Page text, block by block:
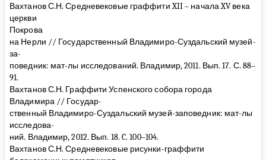
Вахтанов С.Н. Средневековые граффити XII – начала XV века
церкви
Покрова
на Нерли // Государственный Владимиро-Суздальский музей-
за-
поведник: мат-лы исследований. Владимир, 2011. Вып. 17. С. 88–
91.
Вахтанов С.Н. Граффити Успенского собора города
Владимира // Государ-
ственный Владимиро-Суздальский музей-заповедник: мат-лы
исследова-
ний. Владимир, 2012. Вып. 18. C. 100–104.
Вахтанов С.Н. Средневековые рисунки-граффити